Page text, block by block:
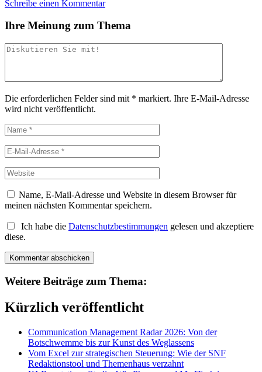
Schreibe einen Kommentar
Ihre Meinung zum Thema
Die erforderlichen Felder sind mit * markiert. Ihre E-Mail-Adresse
wird nicht veröffentlicht.
Name, E-Mail-Adresse und Website in diesem Browser für
meinen nächsten Kommentar speichern.
Ich habe die Datenschutzbestimmungen gelesen und akzeptiere
diese.
Weitere Beiträge zum Thema:
Kürzlich veröffentlicht
Communication Management Radar 2026: Von der
Botschwemme bis zur Kunst des Weglassens
Vom Excel zur strategischen Steuerung: Wie der SNF
Redaktionstool und Themenhaus verzahnt